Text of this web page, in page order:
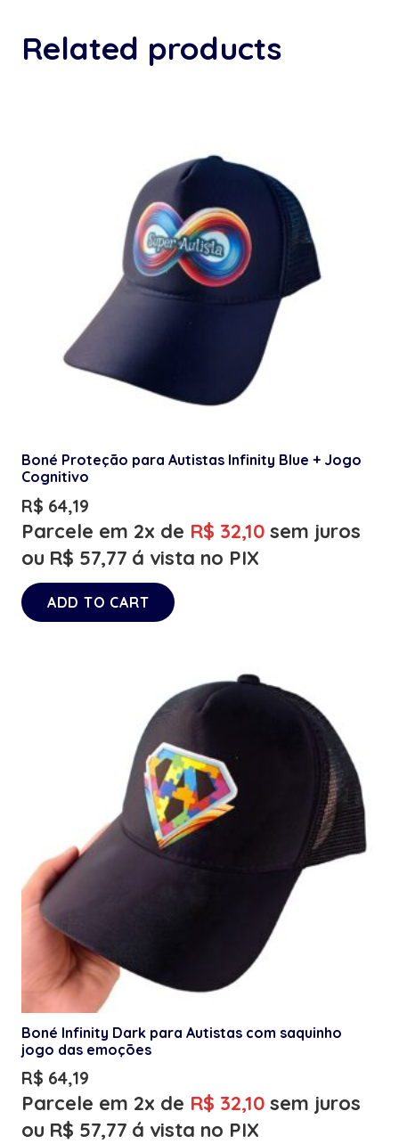
Related products
Boné Proteção para Autistas Infinity Blue + Jogo
Cognitivo
R$ 64,19
Parcele em 2x de R$ 32,10 sem juros
ou R$ 57,77 á vista no PIX
ADD TO CART
Boné Infinity Dark para Autistas com saquinho
jogo das emoções
R$ 64,19
Parcele em 2x de R$ 32,10 sem juros
ou R$ 57,77 á vista no PIX